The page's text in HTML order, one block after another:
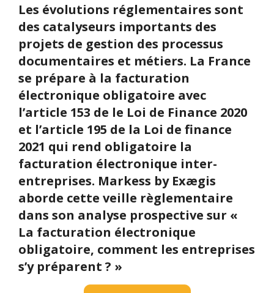
Les évolutions réglementaires sont
des catalyseurs importants des
projets de gestion des processus
documentaires et métiers. La France
se prépare à la facturation
électronique obligatoire avec
l’article 153 de le Loi de Finance 2020
et l’article 195 de la Loi de finance
2021 qui rend obligatoire la
facturation électronique inter-
entreprises. Markess by Exægis
aborde cette veille règlementaire
dans son analyse prospective sur «
La facturation électronique
obligatoire, comment les entreprises
s’y préparent ? »